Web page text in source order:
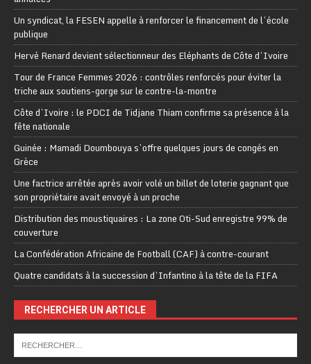
Un syndicat, la FESEN appelle à renforcer le financement de l’école
publique
Hervé Renard devient sélectionneur des Eléphants de Côte d’Ivoire
Tour de France Femmes 2026 : contrôles renforcés pour éviter la
triche aux soutiens-gorge sur le contre-la-montre
Côte d’Ivoire : le PDCI de Tidjane Thiam confirme sa présence à la
fête nationale
Guinée : Mamadi Doumbouya s’offre quelques jours de congés en
Grèce
Une factrice arrêtée après avoir volé un billet de loterie gagnant que
son propriétaire avait envoyé à un proche
Distribution des moustiquaires : La zone Oti-Sud enregistre 99% de
couverture
La Confédération Africaine de Football (CAF) à contre-courant
Quatre candidats à la succession d’Infantino à la tête de la FIFA
RECHERCHER UN ARTICLE